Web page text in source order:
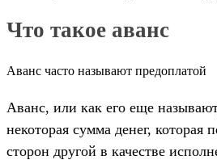
Что такое аванс
Аванс часто называют предоплатой
Аванс, или как его еще
некоторая сумма денег, которая
сторон другой в качестве